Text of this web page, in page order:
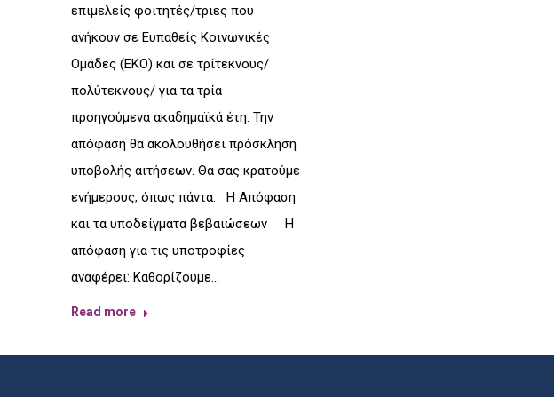
επιμελείς φοιτητές/τριες που
ανήκουν σε Ευπαθείς Κοινωνικές
Ομάδες (ΕΚΟ) και σε τρίτεκνους/
πολύτεκνους/ για τα τρία
προηγούμενα ακαδημαϊκά έτη. Την
απόφαση θα ακολουθήσει πρόσκληση
υποβολής αιτήσεων. Θα σας κρατούμε
ενήμερους, όπως πάντα. Η Απόφαση
και τα υποδείγματα βεβαιώσεων Η
απόφαση για τις υποτροφίες
αναφέρει: Καθορίζουμε…
Read more